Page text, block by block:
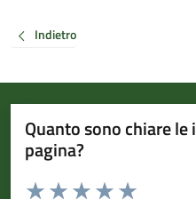
Indietro
Quanto sono chiare
pagina?
Valuta da 1 a 5 stelle la pagina